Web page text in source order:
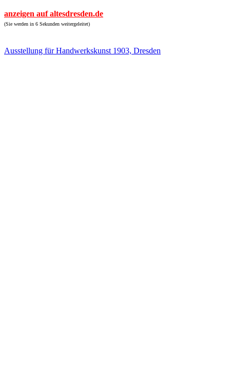
anzeigen auf altesdresden.de
(Sie werden in 6 Sekunden weitergeleitet)
Ausstellung für Handwerkskunst 1903, Dresden